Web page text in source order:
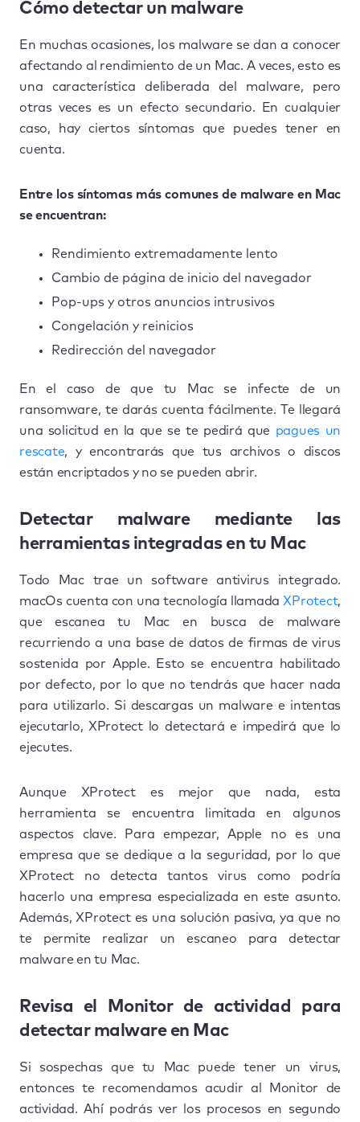
Cómo detectar un malware
En muchas ocasiones, los malware se dan a conocer
afectando al rendimiento de un Mac. A veces, esto es
una característica deliberada del malware, pero
otras veces es un efecto secundario. En cualquier
caso, hay ciertos síntomas que puedes tener en
cuenta.
Entre los síntomas más comunes de malware en Mac
se encuentran:
Rendimiento extremadamente lento
Cambio de página de inicio del navegador
Pop-ups y otros anuncios intrusivos
Congelación y reinicios
Redirección del navegador
En el caso de que tu Mac se infecte de un
ransomware, te darás cuenta fácilmente. Te llegará
una solicitud en la que se te pedirá que pagues un
rescate, y encontrarás que tus archivos o discos
están encriptados y no se pueden abrir.
Detectar malware mediante las
herramientas integradas en tu Mac
Todo Mac trae un software antivirus integrado.
macOs cuenta con una tecnología llamada XProtect,
que escanea tu Mac en busca de malware
recurriendo a una base de datos de firmas de virus
sostenida por Apple. Esto se encuentra habilitado
por defecto, por lo que no tendrás que hacer nada
para utilizarlo. Si descargas un malware e intentas
ejecutarlo, XProtect lo detectará e impedirá que lo
ejecutes.
Aunque XProtect es mejor que nada, esta
herramienta se encuentra limitada en algunos
aspectos clave. Para empezar, Apple no es una
empresa que se dedique a la seguridad, por lo que
XProtect no detecta tantos virus como podría
hacerlo una empresa especializada en este asunto.
Además, XProtect es una solución pasiva, ya que no
te permite realizar un escaneo para detectar
malware en tu Mac.
Revisa el Monitor de actividad para
detectar malware en Mac
Si sospechas que tu Mac puede tener un virus,
entonces te recomendamos acudir al Monitor de
actividad. Ahí podrás ver los procesos en segundo